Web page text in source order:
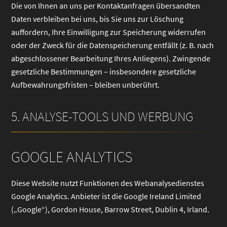
Die von Ihnen an uns per Kontaktanfragen übersandten
Daten verbleiben bei uns, bis Sie uns zur Löschung
auffordern, Ihre Einwilligung zur Speicherung widerrufen
oder der Zweck für die Datenspeicherung entfällt (z. B. nach
abgeschlossener Bearbeitung Ihres Anliegens). Zwingende
gesetzliche Bestimmungen – insbesondere gesetzliche
Aufbewahrungsfristen – bleiben unberührt.
5. ANALYSE-TOOLS UND WERBUNG
GOOGLE ANALYTICS
Diese Website nutzt Funktionen des Webanalysedienstes
Google Analytics. Anbieter ist die Google Ireland Limited
(„Google“), Gordon House, Barrow Street, Dublin 4, Irland.